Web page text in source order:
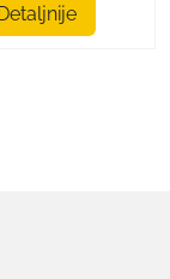
Detaljnije